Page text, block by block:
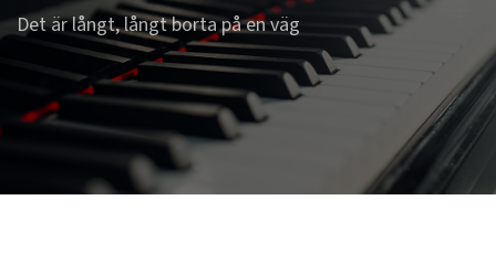
Det är långt, långt borta på en väg